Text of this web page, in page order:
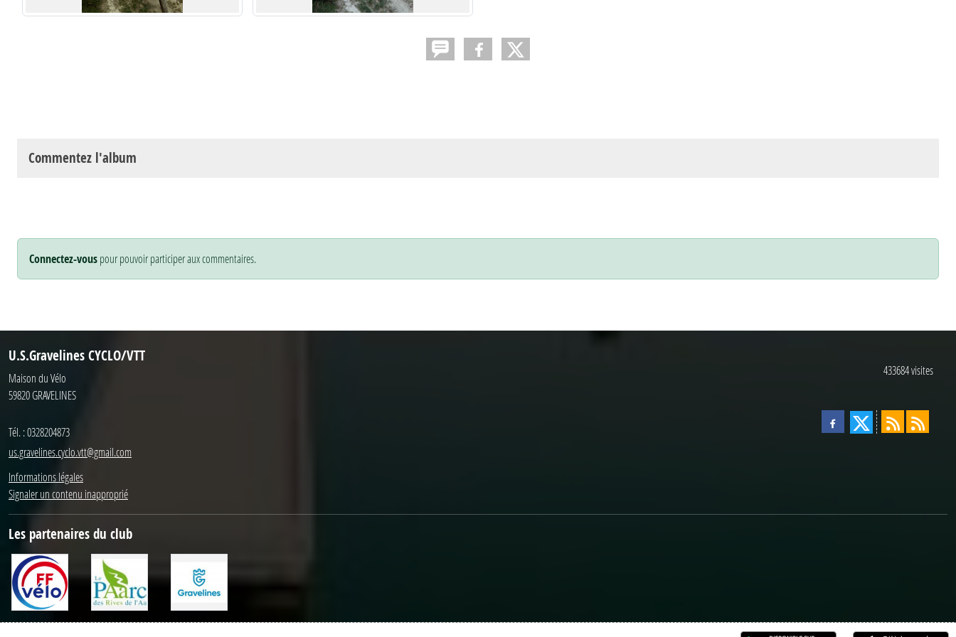
Commentez l'album
Connectez-vouspour pouvoir participer aux commentaires.
U.S.Gravelines CYCLO/VTT
Maison du Vélo
59820GRAVELINES
Tél. :0328204873
us.gravelines.cyclo.vtt@gmail.com
Informations légales
Signaler un contenu inapproprié
433684visites
Les partenaires du club